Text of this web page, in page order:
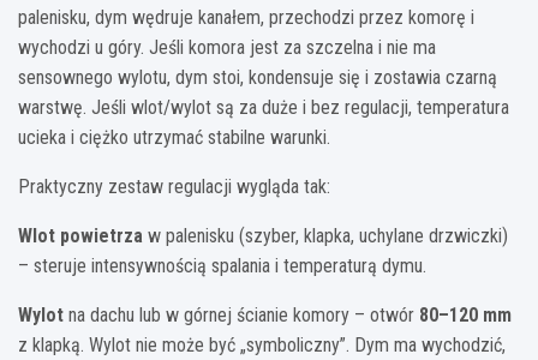
palenisku, dym wędruje kanałem, przechodzi przez komorę i
wychodzi u góry. Jeśli komora jest za szczelna i nie ma
sensownego wylotu, dym stoi, kondensuje się i zostawia czarną
warstwę. Jeśli wlot/wylot są za duże i bez regulacji, temperatura
ucieka i ciężko utrzymać stabilne warunki.
Praktyczny zestaw regulacji wygląda tak:
Wlot powietrza w palenisku (szyber, klapka, uchylane drzwiczki)
– steruje intensywnością spalania i temperaturą dymu.
Wylot na dachu lub w górnej ścianie komory – otwór 80–120 mm
z klapką. Wylot nie może być „symboliczny”. Dym ma wychodzić,